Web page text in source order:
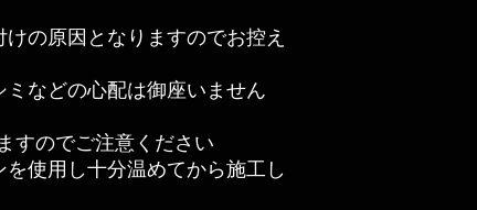
の原因となりますのでお控え
などの心配は御座いません
すのでご注意ください
使用し十分温めてから施工し